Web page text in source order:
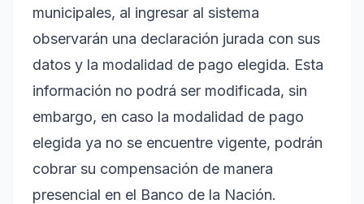
municipales, al ingresar al sistema
observarán una declaración jurada con sus
datos y la modalidad de pago elegida. Esta
información no podrá ser modificada, sin
embargo, en caso la modalidad de pago
elegida ya no se encuentre vigente, podrán
cobrar su compensación de manera
presencial en el Banco de la Nación.